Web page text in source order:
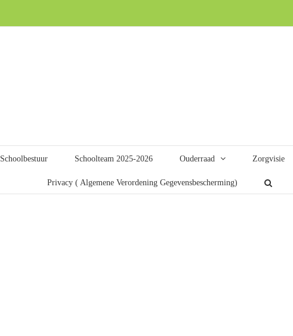
Schoolbestuur Schoolteam 2025-2026 Ouderraad Zorgvisie
Privacy ( Algemene Verordening Gegevensbescherming)